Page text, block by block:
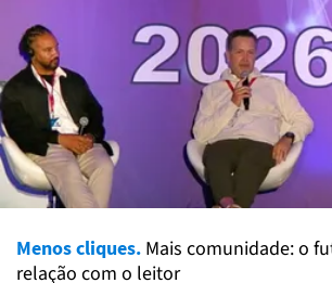
Menos cliques. Mais comunidade: o
relação com o leitor